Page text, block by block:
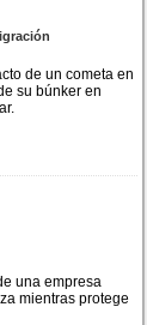
de un cometa en
su búnker en
una empresa
mientras protege